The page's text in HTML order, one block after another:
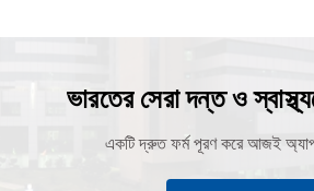
ভারতের সেরা দন্ত ও
একটি দ্রুত ফর্ম পূরণ করে আজই